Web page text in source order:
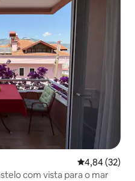
4,84 de uma
4,84 (32)
com vista para o mar